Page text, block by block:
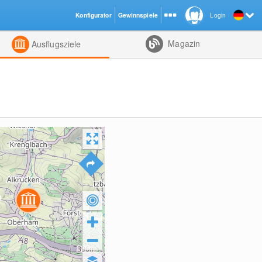
Ausflugsziele Magazin
Login
Konfigurator Gewinnspiele